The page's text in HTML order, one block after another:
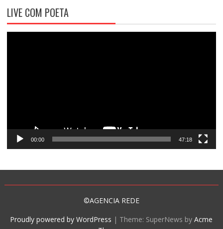
LIVE COM POETA
00:00 47:18
©AGENCIA REDE
Proudly powered by WordPress | Theme: SuperNews byAcme